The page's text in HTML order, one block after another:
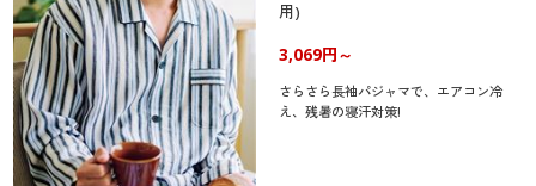
用)
3,069円～
さらさら長袖パジャマで、エアコン冷
え、残暑の寝汗対策!